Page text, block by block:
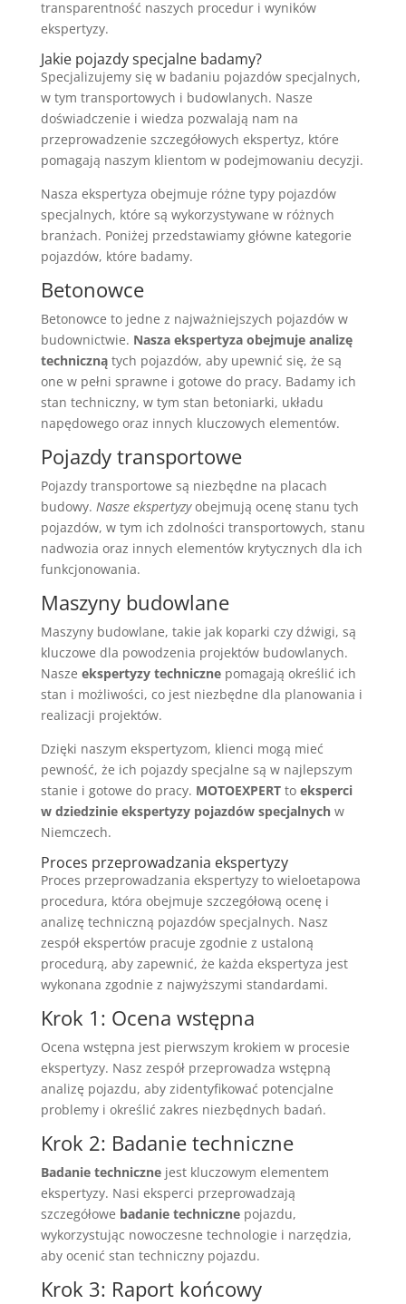
transparentność naszych procedur i wyników
ekspertyzy.
Jakie pojazdy specjalne badamy?
Specjalizujemy się w badaniu pojazdów specjalnych,
w tym transportowych i budowlanych. Nasze
doświadczenie i wiedza pozwalają nam na
przeprowadzenie szczegółowych ekspertyz, które
pomagają naszym klientom w podejmowaniu decyzji.
Nasza ekspertyza obejmuje różne typy pojazdów
specjalnych, które są wykorzystywane w różnych
branżach. Poniżej przedstawiamy główne kategorie
pojazdów, które badamy.
Betonowce
Betonowce to jedne z najważniejszych pojazdów w
budownictwie. Nasza ekspertyza obejmuje analizę
technicznątych pojazdów, aby upewnić się, że są
one w pełni sprawne i gotowe do pracy. Badamy ich
stan techniczny, w tym stan betoniarki, układu
napędowego oraz innych kluczowych elementów.
Pojazdy transportowe
Pojazdy transportowe są niezbędne na placach
budowy. Nasze ekspertyzyobejmują ocenę stanu tych
pojazdów, w tym ich zdolności transportowych, stanu
nadwozia oraz innych elementów krytycznych dla ich
funkcjonowania.
Maszyny budowlane
Maszyny budowlane, takie jak koparki czy dźwigi, są
kluczowe dla powodzenia projektów budowlanych.
Nasze ekspertyzy technicznepomagają określić ich
stan i możliwości, co jest niezbędne dla planowania i
realizacji projektów.
Dzięki naszym ekspertyzom, klienci mogą mieć
pewność, że ich pojazdy specjalne są w najlepszym
stanie i gotowe do pracy. MOTOEXPERTto eksperci
w dziedzinie ekspertyzy pojazdów specjalnychw
Niemczech.
Proces przeprowadzania ekspertyzy
Proces przeprowadzania ekspertyzy to wieloetapowa
procedura, która obejmuje szczegółową ocenę i
analizę techniczną pojazdów specjalnych. Nasz
zespół ekspertów pracuje zgodnie z ustaloną
procedurą, aby zapewnić, że każda ekspertyza jest
wykonana zgodnie z najwyższymi standardami.
Krok 1: Ocena wstępna
Ocena wstępna jest pierwszym krokiem w procesie
ekspertyzy. Nasz zespół przeprowadza wstępną
analizę pojazdu, aby zidentyfikować potencjalne
problemy i określić zakres niezbędnych badań.
Krok 2: Badanie techniczne
Badanie technicznejest kluczowym elementem
ekspertyzy. Nasi eksperci przeprowadzają
szczegółowe badanie technicznepojazdu,
wykorzystując nowoczesne technologie i narzędzia,
aby ocenić stan techniczny pojazdu.
Krok 3: Raport końcowy